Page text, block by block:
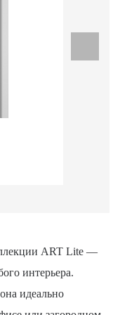
ART Lite —
интерьера.
идеально